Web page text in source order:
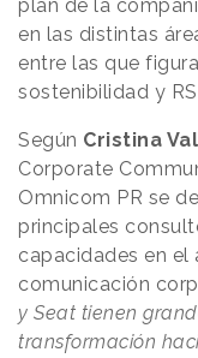
plan de la
en las distintas
entre las que
sostenibilidad y
Según Cristina
Corporate
Omnicom PR se
principales
capacidades en el
comunicación
y Seat tienen
transformación